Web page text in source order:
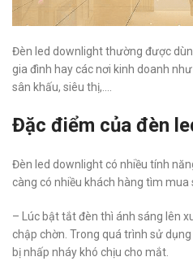
Đèn led downlight thường được
gia đình hay các nơi kinh doanh
sân khấu, siêu thị,….
Đặc điểm của đèn
Đèn led downlight có nhiều tính
càng có nhiều khách hàng tìm mua
– Lúc bật tắt đèn thì ánh sáng lên
chập chờn. Trong quá trình sử
bị nhấp nháy khó chịu cho mắt.